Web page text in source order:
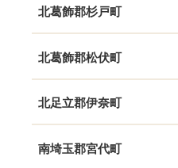
北葛飾郡杉戸町
北葛飾郡松伏町
北足立郡伊奈町
南埼玉郡宮代町